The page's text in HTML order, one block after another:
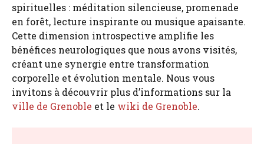
spirituelles : méditation silencieuse, promenade
en forêt, lecture inspirante ou musique apaisante.
Cette dimension introspective amplifie les
bénéfices neurologiques que nous avons visités,
créant une synergie entre transformation
corporelle et évolution mentale. Nous vous
invitons à découvrir plus d’informations sur la
ville de Grenoble et le wiki de Grenoble.